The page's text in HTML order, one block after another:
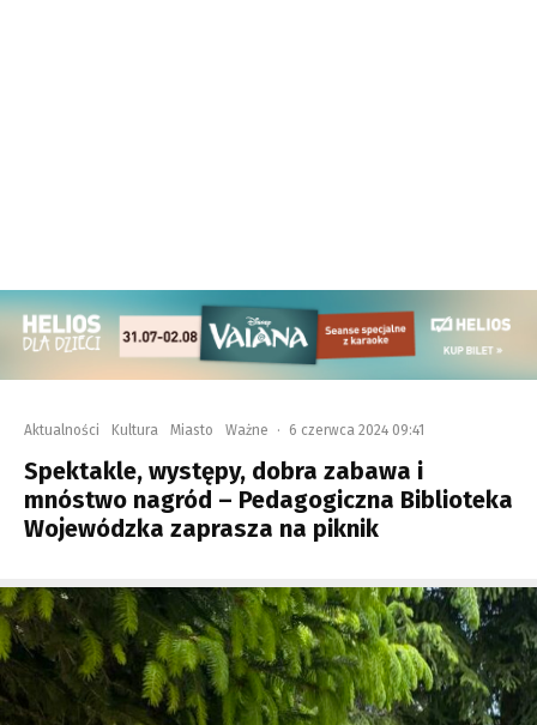
Aktualności Kultura Miasto Ważne · 6 czerwca 2024 09:41
Spektakle, występy, dobra zabawa i
mnóstwo nagród – Pedagogiczna Biblioteka
Wojewódzka zaprasza na piknik